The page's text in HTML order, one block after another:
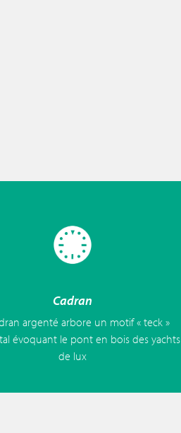
Cadran
argenté arbore un motif « teck »
évoquant le pont en bois des yachts
de lux